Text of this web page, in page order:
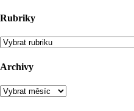
Rubriky
Rubriky
Archivy
Archivy